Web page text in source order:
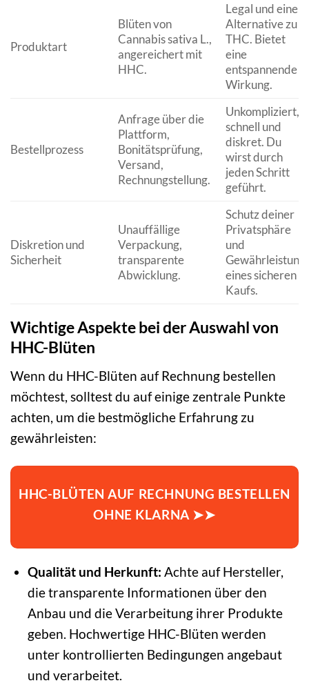
Produktart
Blüten von
Cannabis sativa L.,
angereichert mit
HHC.
Legal und eine
Alternative zu
THC. Bietet
eine
entspannende
Wirkung.
Bestellprozess
Anfrage über die
Plattform,
Bonitätsprüfung,
Versand,
Rechnungstellung.
Unkompliziert,
schnell und
diskret. Du
wirst durch
jeden Schritt
geführt.
Diskretion und
Sicherheit
Unauffällige
Verpackung,
transparente
Abwicklung.
Schutz deiner
Privatsphäre
und
Gewährleistung
eines sicheren
Kaufs.
Wichtige Aspekte bei der Auswahl von
HHC-Blüten
Wenn du HHC-Blüten auf Rechnung bestellen
möchtest, solltest du auf einige zentrale Punkte
achten, um die bestmögliche Erfahrung zu
gewährleisten:
HHC-BLÜTEN AUF RECHNUNG BESTELLEN
OHNE KLARNA ➤➤
Qualität und Herkunft: Achte auf Hersteller,
die transparente Informationen über den
Anbau und die Verarbeitung ihrer Produkte
geben. Hochwertige HHC-Blüten werden
unter kontrollierten Bedingungen angebaut
und verarbeitet.